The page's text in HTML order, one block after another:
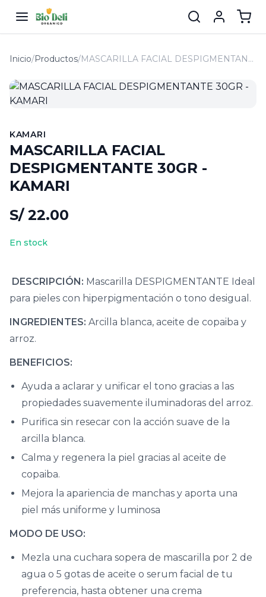
Inicio/Productos/ MASCARILLA FACIAL DESPIGMENTANTE 30GR - KAMARI
KAMARI
MASCARILLA FACIAL
DESPIGMENTANTE 30GR -
KAMARI
S/ 22.00
En stock
DESCRIPCIÓN: Mascarilla DESPIGMENTANTE Ideal
para pieles con hiperpigmentación o tono desigual.
INGREDIENTES: Arcilla blanca, aceite de copaiba y
arroz.
BENEFICIOS:
Ayuda a aclarar y unificar el tono gracias a las
propiedades suavemente iluminadoras del arroz.
Purifica sin resecar con la acción suave de la
arcilla blanca.
Calma y regenera la piel gracias al aceite de
copaiba.
Mejora la apariencia de manchas y aporta una
piel más uniforme y luminosa
MODO DE USO:
Mezla una cuchara sopera de mascarilla por 2 de
agua o 5 gotas de aceite o serum facial de tu
preferencia, hasta obtener una crema